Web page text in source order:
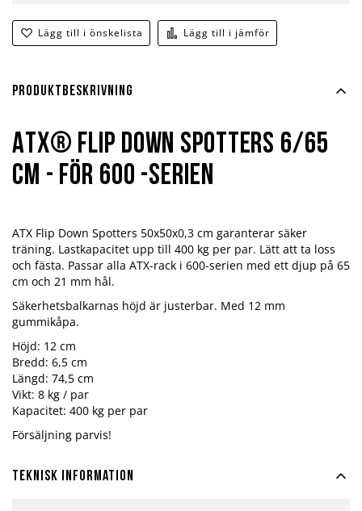
Lägg till i önskelista Lägg till i jämför
Produktbeskrivning
ATX® Flip Down Spotters 6/65
cm - för 600 -serien
ATX Flip Down Spotters 50x50x0,3 cm garanterar säker
träning. Lastkapacitet upp till 400 kg per par. Lätt att ta loss
och fästa. Passar alla ATX-rack i 600-serien med ett djup på 65
cm och 21 mm hål.
Säkerhetsbalkarnas höjd är justerbar. Med 12 mm
gummikåpa.
Höjd: 12 cm
Bredd: 6,5 cm
Längd: 74,5 cm
Vikt: 8 kg / par
Kapacitet: 400 kg per par
Försäljning parvis!
Teknisk information